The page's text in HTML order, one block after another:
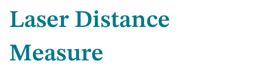
Laser Distance
Measure